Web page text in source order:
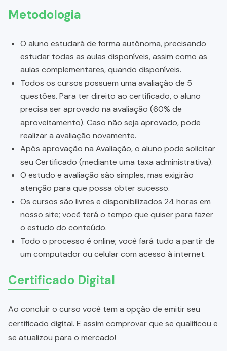
Metodologia
O aluno estudará de forma autônoma, precisando
estudar todas as aulas disponíveis, assim como as
aulas complementares, quando disponíveis.
Todos os cursos possuem uma avaliação de 5
questões. Para ter direito ao certificado, o aluno
precisa ser aprovado na avaliação (60% de
aproveitamento). Caso não seja aprovado, pode
realizar a avaliação novamente.
Após aprovação na Avaliação, o aluno pode solicitar
seu Certificado (mediante uma taxa administrativa).
O estudo e avaliação são simples, mas exigirão
atenção para que possa obter sucesso.
Os cursos são livres e disponibilizados 24 horas em
nosso site; você terá o tempo que quiser para fazer
o estudo do conteúdo.
Todo o processo é online; você fará tudo a partir de
um computador ou celular com acesso à internet.
Certificado Digital
Ao concluir o curso você tem a opção de emitir seu
certificado digital. E assim comprovar que se qualificou e
se atualizou para o mercado!